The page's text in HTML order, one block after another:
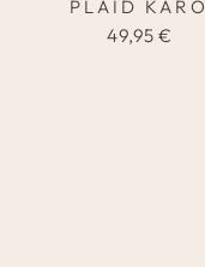
PLAID KARO
49,95 €